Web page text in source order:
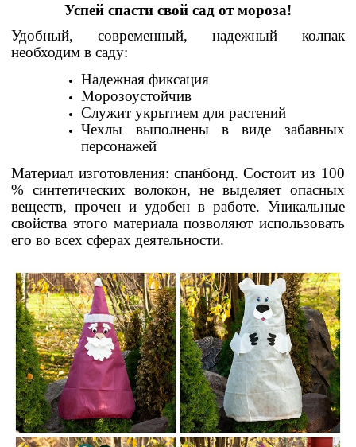
Успей спасти свой сад от мороза!
Удобный, современный, надежный колпак
необходим в саду:
Надежная фиксация
Морозоустойчив
Служит укрытием для растений
Чехлы выполнены в виде забавных
персонажей
Материал изготовления: спанбонд. Состоит из 100
% синтетических волокон, не выделяет опасных
веществ, прочен и удобен в работе. Уникальные
свойства этого материала позволяют использовать
его во всех сферах деятельности.